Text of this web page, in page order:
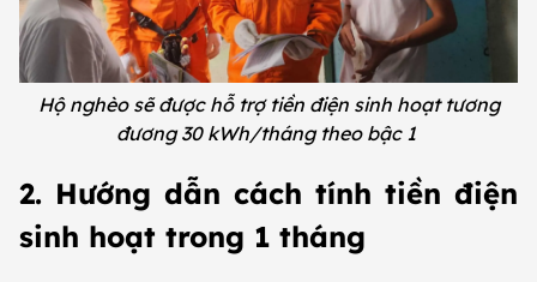
Hộ nghèo sẽ được hỗ trợ tiền điện sinh hoạt tương
đương 30 kWh/tháng theo bậc 1
2. Hướng dẫn cách tính tiền điện
sinh hoạt trong 1 tháng